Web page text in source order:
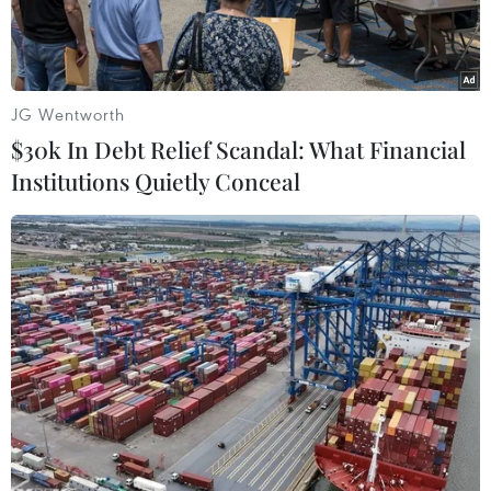
Nhân viên y tế Hàn Quốc làm nhiệm vụ tại một khu dân cư ở
thành phố Daegu, nơi phát hiện các trường hợp có triệu trứng
nhiễm virus SARS-CoV-2, ngày 27/2. (Ảnh: AFP/TTXVN)
Nhiều nước tiếp tục thông báo các trường hợp
nhiễm mới virus SARS-CoV-2 gây bệnh COVID-
JG Wentworth
$30k In Debt Relief Scandal: What Financial
Institutions Quietly Conceal